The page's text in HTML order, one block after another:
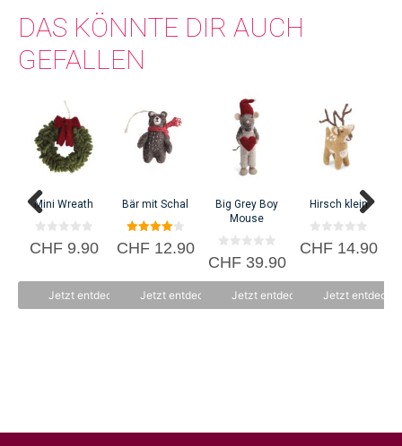
DAS KÖNNTE DIR AUCH
GEFALLEN
Mini Wreath
0
v
CHF9.90
Jetzt entdecken
Bär mit Schal
4.00
von 5
CHF12.90
Jetzt entdecken
Big Grey Boy
Mouse
0
v
CHF39.90
Jetzt entdecken
Hirsch klein
0
v
CHF14.90
Jetzt